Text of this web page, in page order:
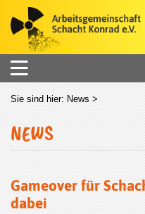
Sie sind hier: News >
NEWS
Gameover für
dabei